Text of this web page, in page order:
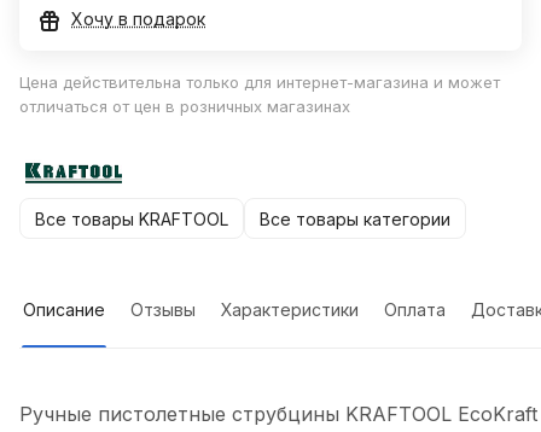
Хочу в подарок
Цена действительна только для интернет-магазина и может
отличаться от цен в розничных магазинах
Все товары KRAFTOOL Все товары категории
Описание Отзывы Характеристики Оплата
Ручные пистолетные струбцины KRAFTOOL EcoKraft